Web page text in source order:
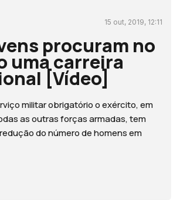
15 out, 2019, 12:11
procuram no
uma carreira
[Vídeo]
militar obrigatório o exército, em
as outras forças armadas, tem
do número de homens em